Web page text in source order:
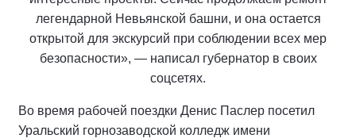
легендарной Невьянской башни, и она остается
открытой для экскурсий при соблюдении всех мер
безопасности», — написал губернатор в своих
соцсетях.
Во время рабочей поездки Денис Паслер посетил
Уральский горнозаводской колледж имени